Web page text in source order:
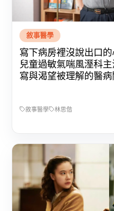
敘事醫學
寫下病房裡沒說出口
兒童過敏氣喘風溼科
寫與渴望被理解的醫病
敘事醫學 林思偕